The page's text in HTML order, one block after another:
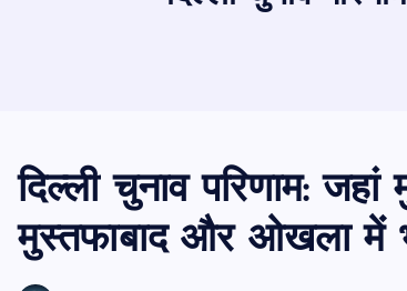
दिल्ली चुनाव परिणाम: जहां
मुस्तफाबाद और ओखला में